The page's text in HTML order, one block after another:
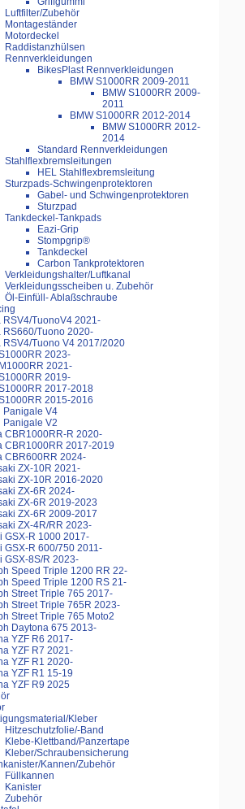
Luftfilter/Zubehör
Montageständer
Motordeckel
Raddistanzhülsen
Rennverkleidungen
BikesPlast Rennverkleidungen
BMW S1000RR 2009-2011
BMW S1000RR 2009-
2011
BMW S1000RR 2012-2014
BMW S1000RR 2012-
2014
Standard Rennverkleidungen
Stahlflexbremsleitungen
HEL Stahlflexbremsleitung
Sturzpads-Schwingenprotektoren
Gabel- und Schwingenprotektoren
Sturzpad
Tankdeckel-Tankpads
Eazi-Grip
Stompgrip®
Tankdeckel
Carbon Tankprotektoren
Verkleidungshalter/Luftkanal
Verkleidungsscheiben u. Zubehör
Öl-Einfüll- Ablaßschraube
RSV4/TuonoV4 2021-
RS660/Tuono 2020-
RSV4/Tuono V4 2017/2020
2023-
2021-
2019-
2017-2018
2015-2016
Panigale V4
Panigale V2
CBR1000RR-R 2020-
CBR1000RR 2017-2019
CBR600RR 2024-
ZX-10R 2021-
ZX-10R 2016-2020
ZX-6R 2024-
ZX-6R 2019-2023
ZX-6R 2009-2017
ZX-4R/RR 2023-
GSX-R 1000 2017-
GSX-R 600/750 2011-
GSX-8S/R 2023-
Speed Triple 1200 RR 22-
Speed Triple 1200 RS 21-
Street Triple 765 2017-
Street Triple 765R 2023-
Street Triple 765 Moto2
Daytona 675 2013-
YZF R6 2017-
YZF R7 2021-
YZF R1 2020-
YZF R1 15-19
YZF R9 2025
Kleber
Hitzeschutzfolie/-Band
Klebe-Klettband/Panzertape
Kleber/Schraubensicherung
Kannen/Zubehör
Füllkannen
Kanister
Zubehör